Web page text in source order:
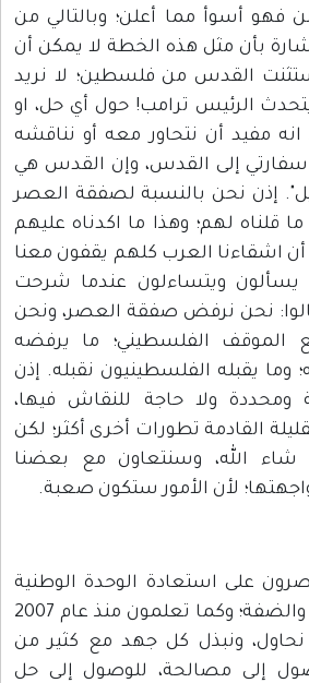
فهو أسوأ مما أعلن؛ وبالتالي من
بأن مثل هذه الخطة لا يمكن أن
القدس من فلسطين؛ لا نريد
يتحدث الرئيس ترامب! حول أي حل، او
انه مفيد أن نتحاور معه أو نناقشه
إلى القدس، وإن القدس هي
إذن نحن بالنسبة لصفقة العصر
قلناه لهم؛ وهذا ما اكدناه عليهم
أن اشقاءنا العرب كلهم يقفون معنا
يسألون ويتساءلون عندما شرحت
نحن نرفض صفقة العصر، ونحن
الموقف الفلسطيني؛ ما يرفضه
وما يقبله الفلسطينيون نقبله. إذن
ولا حاجة للنقاش فيها،
القادمة تطورات أخرى أكثر؛ لكن
الله، وسنتعاون مع بعضنا
لأن الأمور ستكون صعبة.
على استعادة الوحدة الوطنية
الفلسطينية بين غزة والضفة؛ وكما تعلمون منذ عام 2007
نحاول، ونبذل كل جهد مع كثير من
إلى مصالحة، للوصول إلى حل